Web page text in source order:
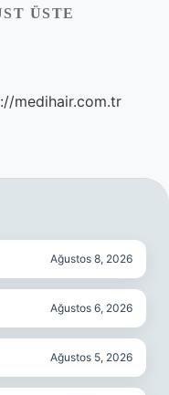
ÜSTE
medihair.com.tr
Ağustos 8, 2026
Ağustos 6, 2026
Ağustos 5, 2026